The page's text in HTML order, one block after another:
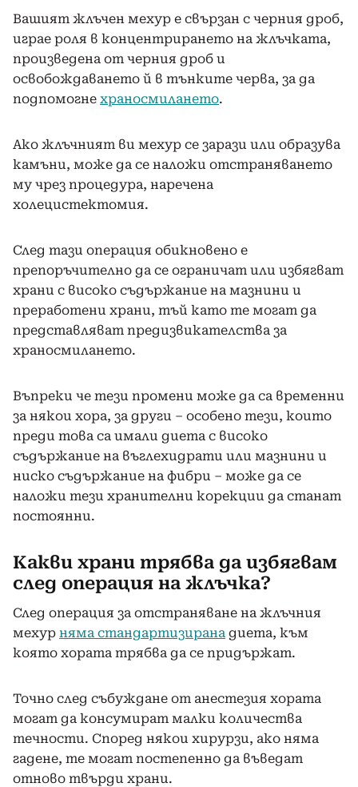
Вашият жлъчен мехур е свързан с черния дроб,
играе роля в концентрирането на жлъчката,
произведена от черния дроб и
освобождаването й в тънките черва, за да
подпомогне храносмилането.
Ако жлъчният ви мехур се зарази или образува
камъни, може да се наложи отстраняването
му чрез процедура, наречена
холецистектомия.
След тази операция обикновено е
препоръчително да се ограничат или избягват
храни с високо съдържание на мазнини и
преработени храни, тъй като те могат да
представляват предизвикателства за
храносмилането.
Въпреки че тези промени може да са временни
за някои хора, за други – особено тези, които
преди това са имали диета с високо
съдържание на въглехидрати или мазнини и
ниско съдържание на фибри – може да се
наложи тези хранителни корекции да станат
постоянни.
Какви храни трябва да избягвам
след операция на жлъчка?
След операция за отстраняване на жлъчния
мехур няма стандартизирана диета, към
която хората трябва да се придържат.
Точно след събуждане от анестезия хората
могат да консумират малки количества
течности. Според някои хирурзи, ако няма
гадене, те могат постепенно да въведат
отново твърди храни.